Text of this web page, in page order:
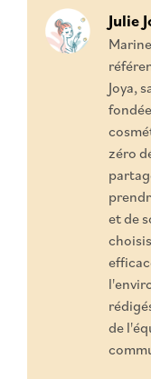
Julie
Joya,
zéro
et de
de